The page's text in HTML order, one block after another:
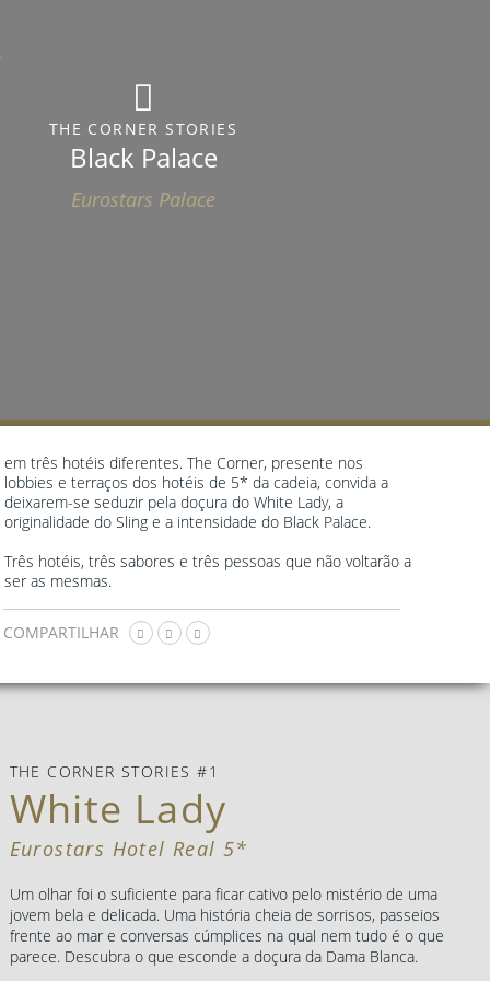
THE CORNER STORIES
Black Palace
Eurostars Palace
em três hotéis diferentes. The Corner, presente nos
lobbies e terraços dos hotéis de 5* da cadeia, convida a
deixarem-se seduzir pela doçura do White Lady, a
originalidade do Sling e a intensidade do Black Palace.
Três hotéis, três sabores e três pessoas que não voltarão a
ser as mesmas.
COMPARTILHAR
THE CORNER STORIES #1
White Lady
Eurostars Hotel Real 5*
Um olhar foi o suficiente para ficar cativo pelo mistério de uma
jovem bela e delicada. Uma história cheia de sorrisos, passeios
frente ao mar e conversas cúmplices na qual nem tudo é o que
parece. Descubra o que esconde a doçura da Dama Blanca.